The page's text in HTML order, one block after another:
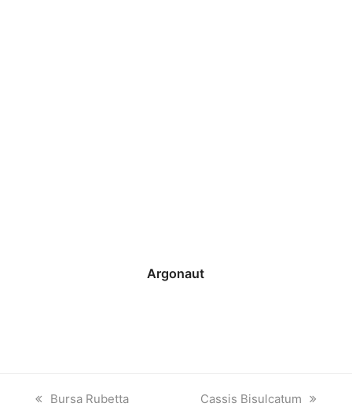
Argonaut
previous
Bursa Rubetta
next
Cassis Bisulcatum